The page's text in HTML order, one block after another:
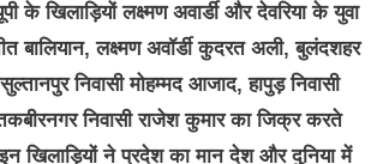
के खिलाड़ियों लक्ष्मण अवार्डी और देवरिया के युवा
बालियान, लक्ष्मण अवॉर्डी कुदरत अली, बुलंदशहर
निवासी मोहम्मद आजाद, हापुड़ निवासी
निवासी राजेश कुमार का जिक्र करते
खिलाड़ियों ने प्रदेश का मान देश और दुनिया में